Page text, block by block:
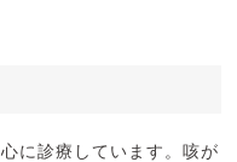
に診療しています。咳が